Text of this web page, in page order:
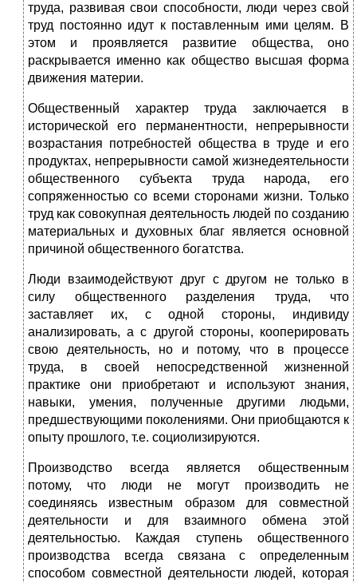
труда, развивая свои способности, люди через свой
труд постоянно идут к поставленным ими целям. В
этом и проявляется развитие общества, оно
раскрывается именно как общество высшая форма
движения материи.
Общественный характер труда заключается в
исторической его перманентности, непрерывности
возрастания потребностей общества в труде и его
продуктах, непрерывности самой жизнедеятельности
общественного субъекта труда народа, его
сопряженностью со всеми сторонами жизни. Только
труд как совокупная деятельность людей по созданию
материальных и духовных благ является основной
причиной общественного богатства.
Люди взаимодействуют друг с другом не только в
силу общественного разделения труда, что
заставляет их, с одной стороны, индивиду
анализировать, а с другой стороны, кооперировать
свою деятельность, но и потому, что в процессе
труда, в своей непосредственной жизненной
практике они приобретают и используют знания,
навыки, умения, полученные другими людьми,
предшествующими поколениями. Они приобщаются к
опыту прошлого, т.е. социолизируются.
Производство всегда является общественным
потому, что люди не могут производить не
соединяясь известным образом для совместной
деятельности и для взаимного обмена этой
деятельностью. Каждая ступень общественного
производства всегда связана с определенным
способом совместной деятельности людей, которая